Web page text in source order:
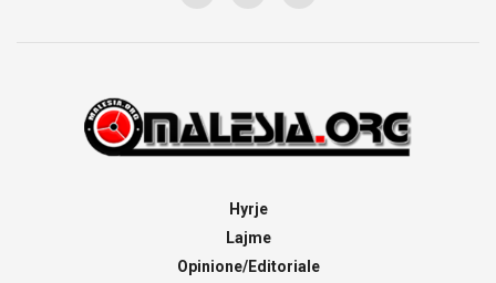
Hyrje
Lajme
Opinione/Editoriale